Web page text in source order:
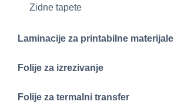
Zidne tapete
Laminacije za printabilne materijale
Folije za izrezivanje
Folije za termalni transfer